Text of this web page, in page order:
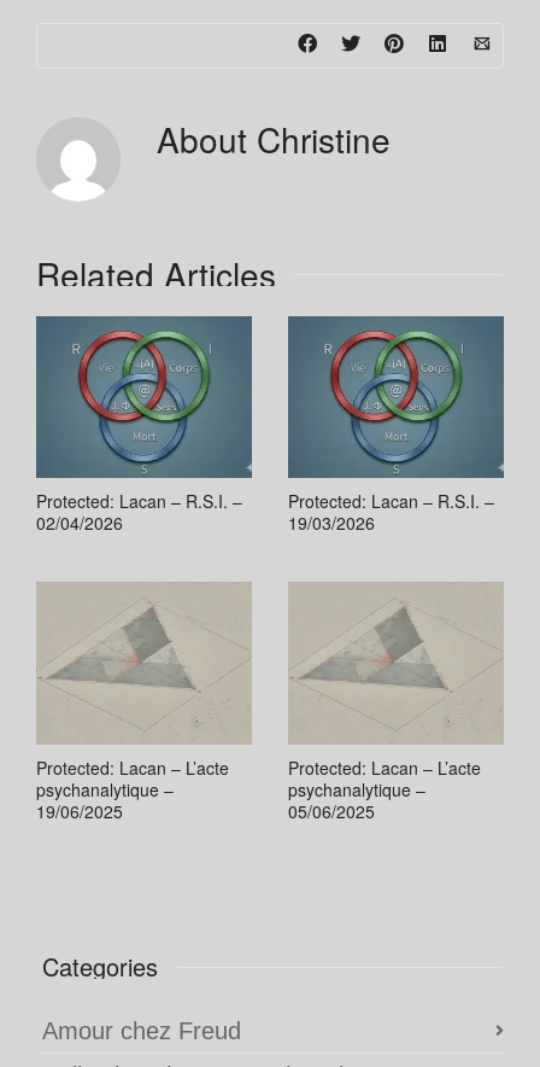
About Christine
Related Articles
Protected: Lacan – R.S.I. –
02/04/2026
Protected: Lacan – R.S.I. –
19/03/2026
Protected: Lacan – L’acte
psychanalytique –
19/06/2025
Protected: Lacan – L’acte
psychanalytique –
05/06/2025
Categories
Amour chez Freud